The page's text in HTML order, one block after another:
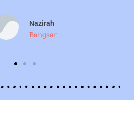
Nazirah
Bangsar